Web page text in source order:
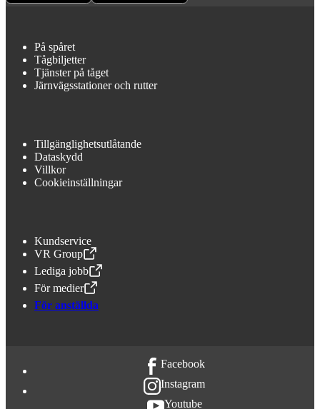
På spåret
Tågbiljetter
Tjänster på tåget
Järnvägsstationer och rutter
Tillgänglighetsutlåtande
Dataskydd
Villkor
Cookieinställningar
Kundservice
VR Group
,Öppnas i en ny flik
Lediga jobb
,Öppnas i en ny flik
För medier
,Öppnas i en ny flik
För anställda
Facebook
Instagram
Youtube